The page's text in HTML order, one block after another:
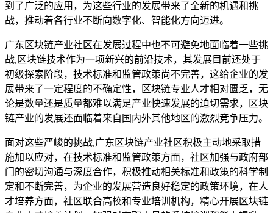
到了广泛的应用，为这些行业的发展带来了全新的机遇和挑
战，推动着各行业不断向数字化、智能化方向迈进。
广东区块链产业社区在发展过程中也不可避免地面临着一些挑
战,区块链技术作为一项新兴的前沿技术，其发展目前还处于
初级探索阶段，技术标准和监管政策尚不完善，这给企业的发
展带来了一定程度的不确定性，区块链专业人才相对匮乏，无
论是数量还是质量都难以满足产业快速发展的迫切需求，区块
链产业的发展还面临着来自国内外其他地区的激烈竞争压力。
面对这些严峻的挑战,广东区块链产业社区积极主动地采取措
施加以应对，在技术标准和监管政策方面，社区加强与政府部
门的密切沟通与深度合作，积极推动相关标准和政策的科学制
定和不断完善，为企业的发展营造良好稳定的政策环境，在人
才培养方面，社区联合高校和专业培训机构，精心开展区块链